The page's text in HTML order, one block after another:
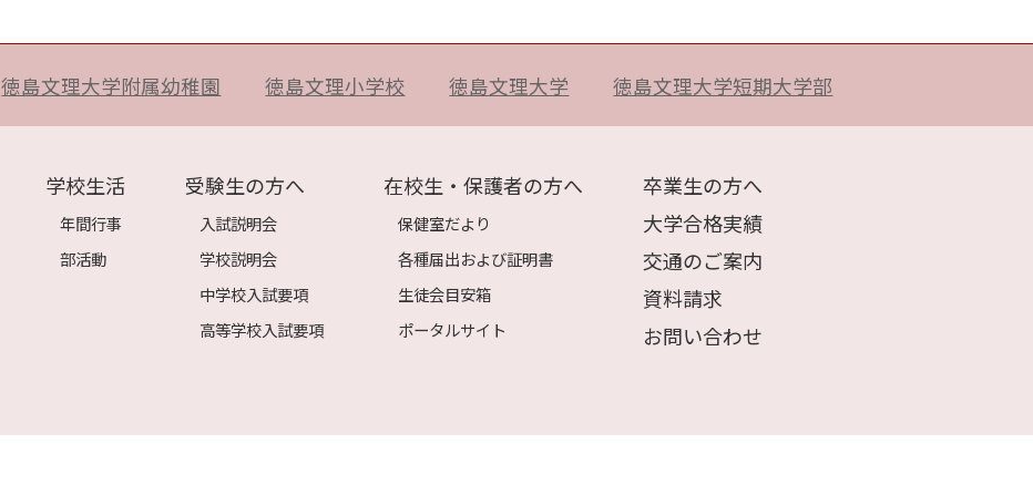
徳島文理大学附属幼稚園 徳島文理小学校 徳島文理大学 徳島文理大学短期大学部
学校生活
年間行事
部活動
受験生の方へ
入試説明会
学校説明会
中学校入試要項
高等学校入試要項
在校生・保護者の方へ
保健室だより
各種届出および証明書
生徒会目安箱
ポータルサイト
卒業生の方へ
大学合格実績
交通のご案内
資料請求
お問い合わせ